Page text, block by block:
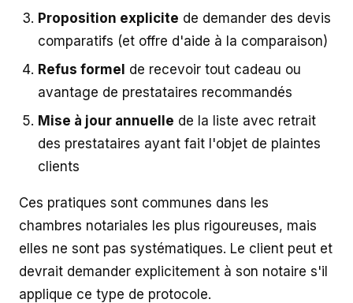
Proposition explicite de demander des devis
comparatifs (et offre d'aide à la comparaison)
Refus formel de recevoir tout cadeau ou
avantage de prestataires recommandés
Mise à jour annuelle de la liste avec retrait
des prestataires ayant fait l'objet de plaintes
clients
Ces pratiques sont communes dans les
chambres notariales les plus rigoureuses, mais
elles ne sont pas systématiques. Le client peut et
devrait demander explicitement à son notaire s'il
applique ce type de protocole.